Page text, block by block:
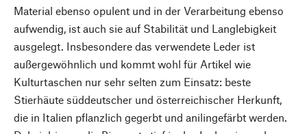
Material ebenso opulent und in der Verarbeitung ebenso
aufwendig, ist auch sie auf Stabilität und Langlebigkeit
ausgelegt. Insbesondere das verwendete Leder ist
außergewöhnlich und kommt wohl für Artikel wie
Kulturtaschen nur sehr selten zum Einsatz: beste
Stierhäute süddeutscher und österreichischer Herkunft,
die in Italien pflanzlich gegerbt und anilingefärbt werden.